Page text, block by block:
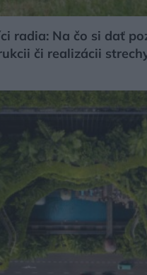
radia: Na čo si dať
či realizácii